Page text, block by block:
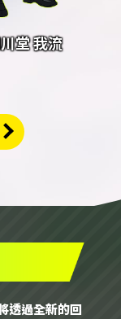
堂 我流
透過全新的回